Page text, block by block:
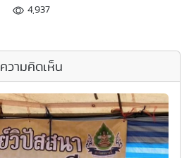
4,937
ความคิดเห็น